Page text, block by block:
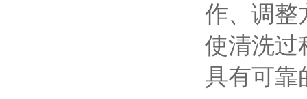
作、调整
使清洗过
具有可靠